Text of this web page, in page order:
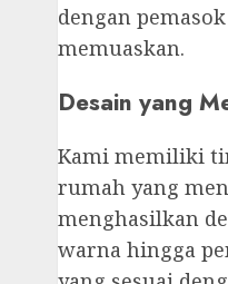
dengan
memuaskan.
Desain yang
Kami memiliki
rumah yang
menghasilkan
warna hingga